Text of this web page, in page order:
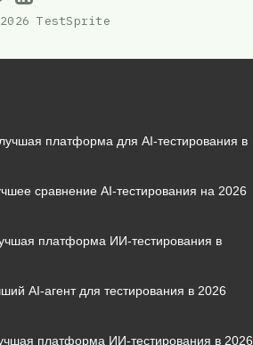
TestSprite
платформа для AI‑тестирования в
сравнение AI‑тестирования на 2026
платформа ИИ‑тестирования в
AI‑агент для тестирования в 2026
платформа ИИ‑тестирования в 2026